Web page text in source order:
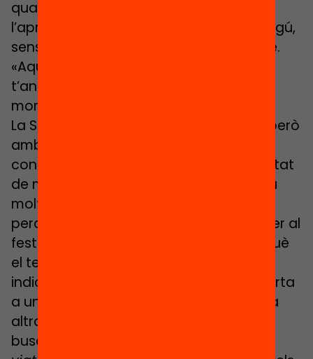
qual passen moltes coses en
l’aprenentatge dels nens i en la qual ningú,
sense que importi com s’impliqui, és aliè.
«Aquí no ets “el pare de…”, aquí
t’anomenen pel nom des del primer
moment».
La Samuntada és una casa acollidora però
amb portes i finestres obertes al
coneixement que descobreix la comunitat
de manera compartida. «Aquí es penca
molt», confessa el Reyes, «i no ho dic
perquè muntes armaris o crees pops per al
festival de Nadal, que també, sinó perquè
el teu fill t’exigeix molt». «Una pregunta»,
indica l’Emma, la mare de l’Arnau, «el porta
a una altra, i després a una altra, i a una
altra… i quan no queden respostes, les
busquem junts». Les